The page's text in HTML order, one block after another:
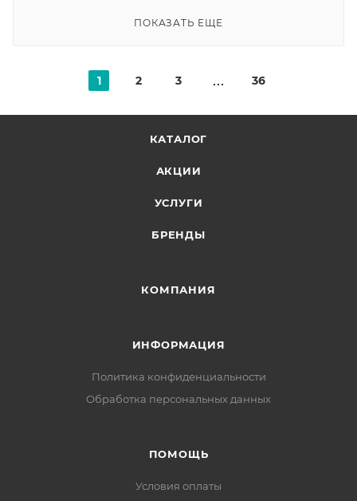
ПОКАЗАТЬ ЕЩЕ
1 2 3 36
КАТАЛОГ
АКЦИИ
УСЛУГИ
БРЕНДЫ
КОМПАНИЯ
ИНФОРМАЦИЯ
Политика конфиденциальности
Обработка персональных данных
ПОМОЩЬ
Условия оплаты